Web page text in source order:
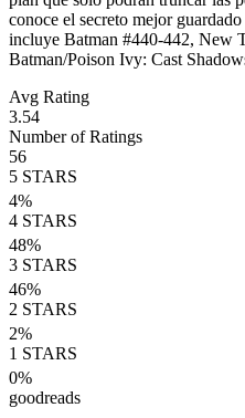
conoce el secreto mejor
incluye Batman #440-442, New
Batman/Poison Ivy: Cast
Avg Rating
3.54
Number of Ratings
56
5 STARS
4%
4 STARS
48%
3 STARS
46%
2 STARS
2%
1 STARS
0%
goodreads